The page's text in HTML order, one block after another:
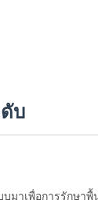
บ
าเพื่อการรักษา